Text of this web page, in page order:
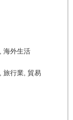
海外生活
旅行業 貿易